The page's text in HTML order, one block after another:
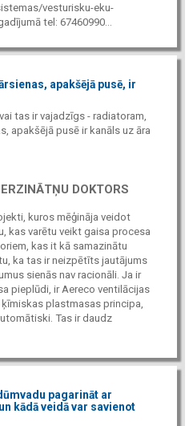
vesturisku-eku-
tel: 67460990...
apakšējā pusē, ir
tas ir vajadzīgs - radiatoram,
apakšējā pusē ir kanāls uz āra
DOKTORS
kuros mēģināja veidot
kas varētu veikt gaisa procesa
kas it kā samazinātu
ka tas ir neizpētīts jautājums
sienās nav racionāli. Ja ir
pieplūdi, ir Aereco ventilācijas
plastmasas principa,
Tas ir daudz
pagarināt ar
kādā veidā var savienot